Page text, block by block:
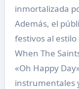
inmortalizada
Además, el
festivos al
When The
«Oh Happy
instrumentales